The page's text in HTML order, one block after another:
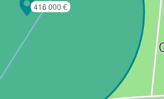
416 000 €